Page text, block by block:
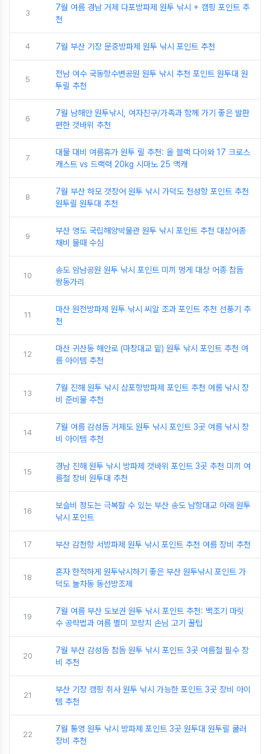
3
7월 여름 경남 거제 다포방파제 원투 낚시 + 캠핑 포인트 추
천
4 7월 부산 기장 문중방파제 원투 낚시 포인트 추천
5
전남 여수 국동항수변공원 원투 낚시 추천 포인트 원투대 원
투릴 추천
6
7월 남해안 원투낚시, 여자친구/가족과 함께 가기 좋은 발판
편한 갯바위 추천
7
대물 대비 여름휴가 원투 릴 추천: 올 블랙 다이와 17 크로스
캐스트 vs 드랙력 20kg 시마노 25 액캐
8
7월 부산 하모 갯장어 원투 낚시 가덕도 천성항 포인트 추천
원투릴 원투대 추천
9
부산 영도 국립해양박물관 원투 낚시 포인트 추천 대상어종
채비 물때 수심
10
송도 암남공원 원투 낚시 포인트 미끼 멍게 대상 어종 참돔
쌍동가리
11
마산 원전방파제 원투 낚시 씨알 조과 포인트 추천 선풍기 추
천
12
마산 귀산동 해안로 (마창대교 밑) 원투 낚시 포인트 추천 여
름 아이템 추천
13
7월 진해 원투 낚시 삼포항방파제 포인트 추천 여름 낚시 장
비 준비물 추천
14
7월 여름 감성돔 거제도 원투 낚시 포인트 3곳 여름 낚시 장
비 아이템 추천
15
경남 진해 원투 낚시 방파제 갯바위 포인트 3곳 추천 미끼 여
름철 장비 원투대 추천
16
보슬비 정도는 극복할 수 있는 부산 송도 남항대교 아래 원투
낚시 포인트
17 부산 감천항 서방파제 원투 낚시 포인트 추천 여름 장비 추천
18
혼자 한적하게 원투낚시하기 좋은 부산 원투낚시 포인트 가
덕도 눌차동 동선방조제
19
7월 여름 부산 도보권 원투 낚시 포인트 추천: 백조기 마릿
수 공략법과 여름 별미 꼬랑치 손님 고기 꿀팁
20
7월 부산 감성돔 참돔 원투 낚시 포인트 3곳 여름철 필수 장
비 추천
21
부산 기장 캠핑 취사 원투 낚시 가능한 포인트 3곳 장비 아이
템 추천
22
7월 통영 원투 낚시 방파제 포인트 3곳 원투대 원투릴 쿨러
장비 추천